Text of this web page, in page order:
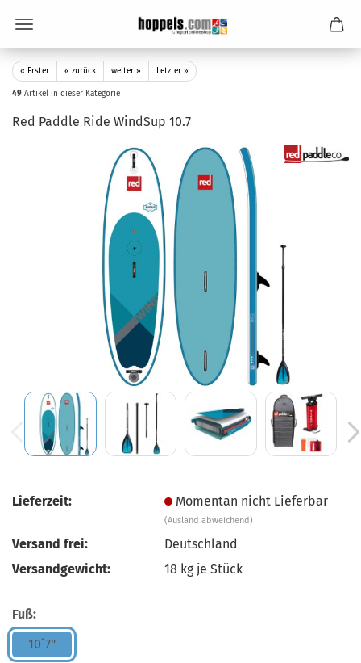
« Erster « zurück weiter » Letzter »
49 Artikel in dieser Kategorie
Red Paddle Ride WindSup 10.7
Lieferzeit: Momentan nicht Lieferbar
(Ausland abweichend)
Versand frei:
Deutschland
Versandgewicht:
18 kg je Stück
Fuß:
10`7"